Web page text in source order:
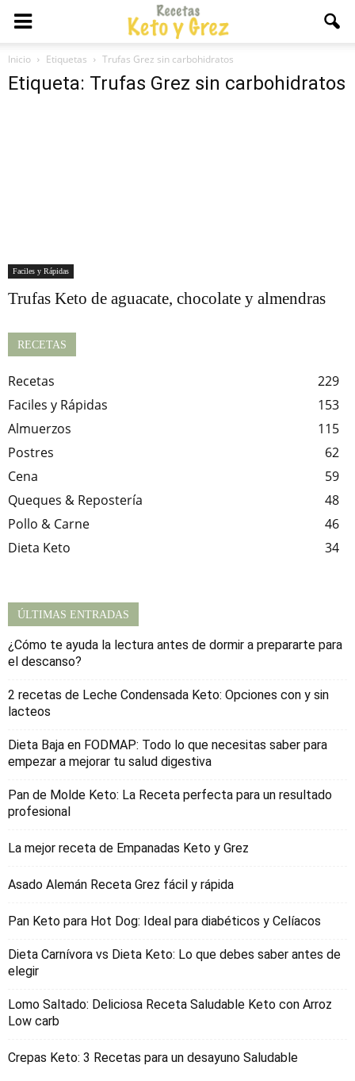
Inicio Etiquetas Trufas Grez sin carbohidratos
Etiqueta: Trufas Grez sin carbohidratos
Faciles y Rápidas
Trufas Keto de aguacate, chocolate y almendras
RECETAS
Recetas
229
Faciles y Rápidas
153
Almuerzos
115
Postres
62
Cena
59
Queques & Repostería
48
Pollo & Carne
46
Dieta Keto
34
ÚLTIMAS ENTRADAS
¿Cómo te ayuda la lectura antes de dormir a prepararte para
el descanso?
2 recetas de Leche Condensada Keto: Opciones con y sin
lacteos
Dieta Baja en FODMAP: Todo lo que necesitas saber para
empezar a mejorar tu salud digestiva
Pan de Molde Keto: La Receta perfecta para un resultado
profesional
La mejor receta de Empanadas Keto y Grez
Asado Alemán Receta Grez fácil y rápida
Pan Keto para Hot Dog: Ideal para diabéticos y Celíacos
Dieta Carnívora vs Dieta Keto: Lo que debes saber antes de
elegir
Lomo Saltado: Deliciosa Receta Saludable Keto con Arroz
Low carb
Crepas Keto: 3 Recetas para un desayuno Saludable